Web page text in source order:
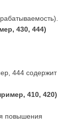
430, 444)
444 содержит
410, 420)
повышения